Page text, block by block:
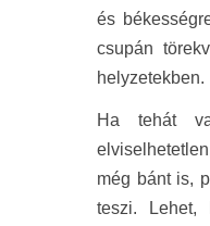
és
csupán
helyzetekben.
Ha tehát
még bánt is,
teszi. Lehet,